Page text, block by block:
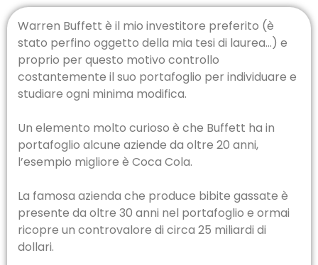
Warren Buffett è il mio investitore preferito (è
stato perfino oggetto della mia tesi di laurea…) e
proprio per questo motivo controllo
costantemente il suo portafoglio per individuare e
studiare ogni minima modifica.
Un elemento molto curioso è che Buffett ha in
portafoglio alcune aziende da oltre 20 anni,
l’esempio migliore è Coca Cola.
La famosa azienda che produce bibite gassate è
presente da oltre 30 anni nel portafoglio e ormai
ricopre un controvalore di circa 25 miliardi di
dollari.